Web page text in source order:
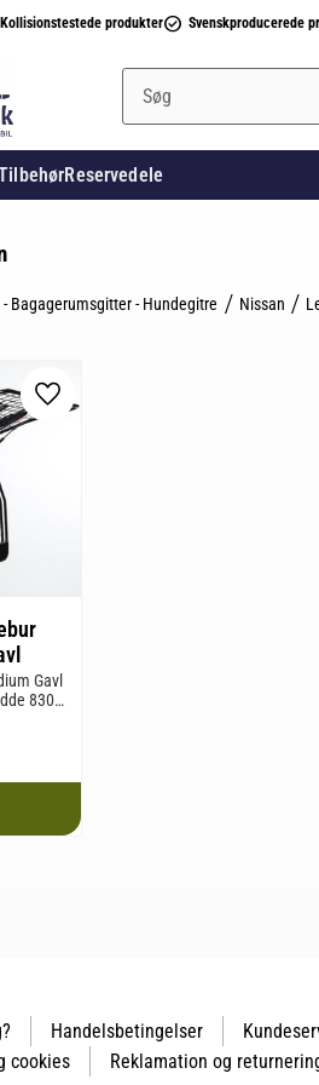
Kollisionstestede produkter Svenskproducerede
Reservedele
Bagagerumsgitter - Hundegitre Nissan
Gavl
830
495
kg.
Gem som favorit
Handelsbetingelser
cookies
Reklamation og